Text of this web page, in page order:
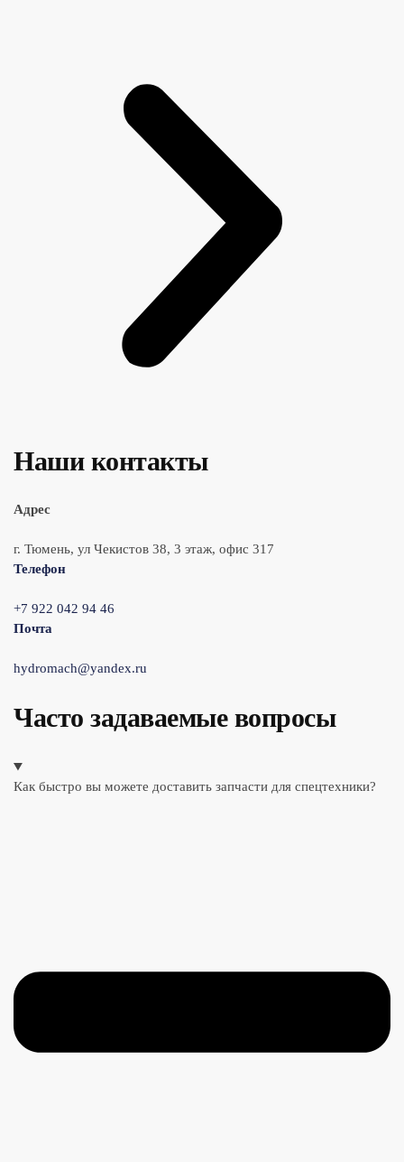
Наши контакты
Адрес
г. Тюмень, ул Чекистов 38, 3 этаж, офис 317
Телефон
+7 922 042 94 46
Почта
hydromach@yandex.ru
Часто задаваемые вопросы
Как быстро вы можете доставить запчасти для спецтехники?